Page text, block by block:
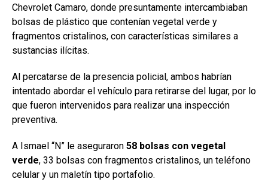
Chevrolet Camaro, donde presuntamente intercambiaban
bolsas de plástico que contenían vegetal verde y
fragmentos cristalinos, con características similares a
sustancias ilícitas.
Al percatarse de la presencia policial, ambos habrían
intentado abordar el vehículo para retirarse del lugar, por lo
que fueron intervenidos para realizar una inspección
preventiva.
A Ismael “N” le aseguraron 58 bolsas con vegetal
verde, 33 bolsas con fragmentos cristalinos, un teléfono
celular y un maletín tipo portafolio.